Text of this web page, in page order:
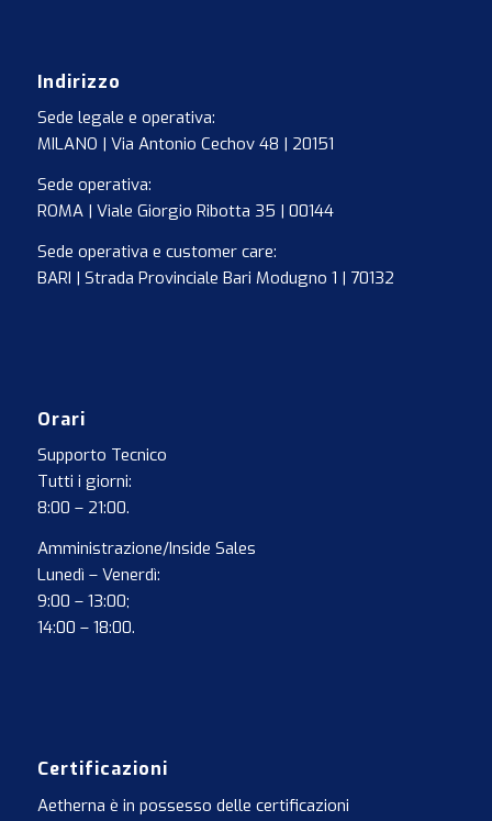
Indirizzo
Sede legale e operativa:
MILANO | Via Antonio Cechov 48 | 20151
Sede operativa:
ROMA | Viale Giorgio Ribotta 35 | 00144
Sede operativa e customer care:
BARI | Strada Provinciale Bari Modugno 1 | 70132
Orari
Supporto Tecnico
Tutti i giorni:
8:00 – 21:00.
Amministrazione/Inside Sales
Lunedì – Venerdì:
9:00 – 13:00;
14:00 – 18:00.
Certificazioni
Aetherna è in possesso delle certificazioni